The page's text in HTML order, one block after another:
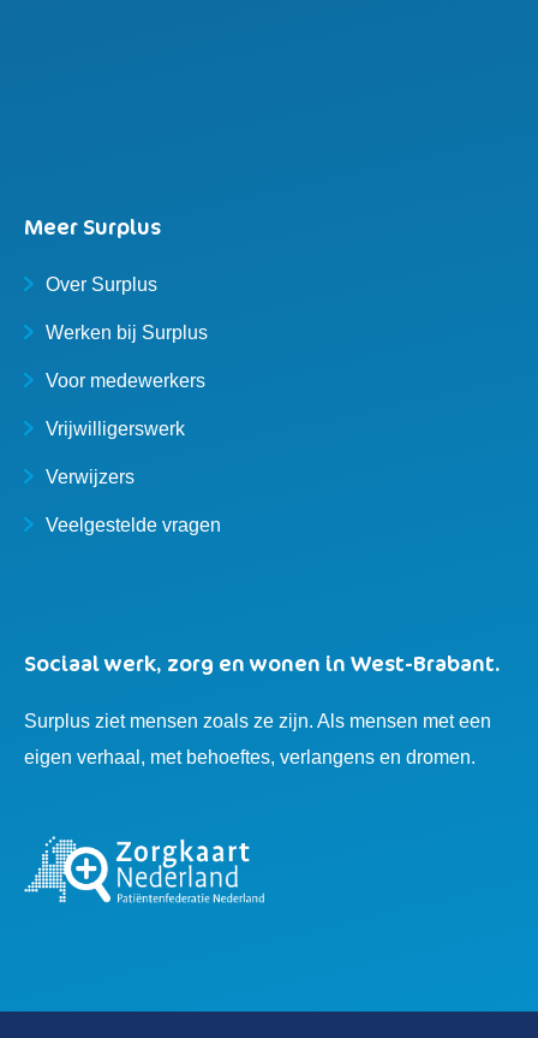
Meer Surplus
Over Surplus
Werken bij Surplus
Voor medewerkers
Vrijwilligerswerk
Verwijzers
Veelgestelde vragen
Sociaal werk, zorg en wonen in West-Brabant.
Surplus ziet mensen zoals ze zijn. Als mensen met een
eigen verhaal, met behoeftes, verlangens en dromen.